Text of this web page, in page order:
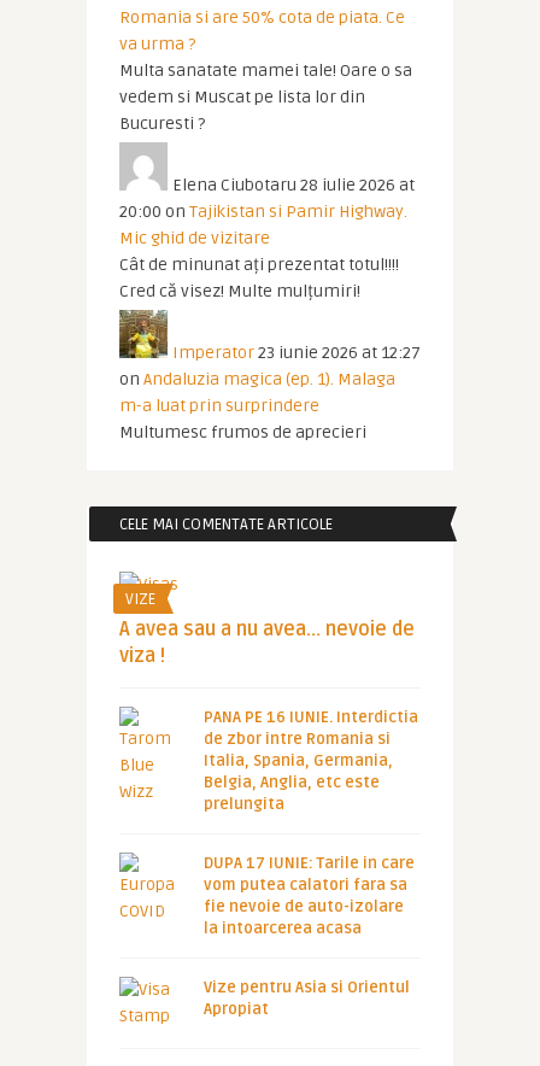
Romania si are 50% cota de piata. Ce
va urma ?
Multa sanatate mamei tale! Oare o sa
vedem si Muscat pe lista lor din
Bucuresti ?
Elena Ciubotaru 28 iulie 2026 at
20:00 on Tajikistan si Pamir Highway.
Mic ghid de vizitare
Cât de minunat ați prezentat totul!!!!
Cred că visez! Multe mulțumiri!
Imperator23 iunie 2026 at 12:27
on Andaluzia magica (ep. 1). Malaga
m-a luat prin surprindere
Multumesc frumos de aprecieri
CELE MAI COMENTATE ARTICOLE
VIZE
A avea sau a nu avea… nevoie de
viza !
PANA PE 16 IUNIE. Interdictia
de zbor intre Romania si
Italia, Spania, Germania,
Belgia, Anglia, etc este
prelungita
DUPA 17 IUNIE: Tarile in care
vom putea calatori fara sa
fie nevoie de auto-izolare
la intoarcerea acasa
Vize pentru Asia si Orientul
Apropiat